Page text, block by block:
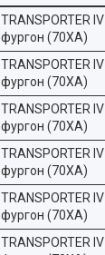
TRANSPORTER IV
фургон (70XA)
TRANSPORTER IV
фургон (70XA)
TRANSPORTER IV
фургон (70XA)
TRANSPORTER IV
фургон (70XA)
TRANSPORTER IV
фургон (70XA)
TRANSPORTER IV